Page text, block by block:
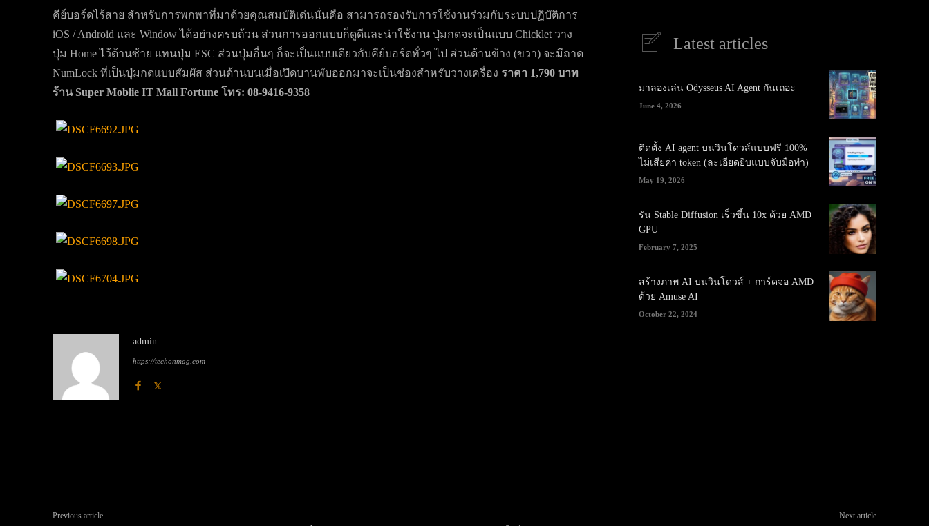
คีย์บอร์ดไร้สาย สำหรับการพกพาที่มาด้วยคุณสมบัติเด่นนั่นคือ สามารถรองรับการใช้งานร่วมกับระบบปฏิบัติการ
iOS / Android และ Window ได้อย่างครบถ้วน ส่วนการออกแบบก็ดูดีและน่าใช้งาน ปุ่มกดจะเป็นแบบ Chicklet วาง
ปุ่ม Home ไว้ด้านซ้าย แทนปุ่ม ESC ส่วนปุ่มอื่นๆ ก็จะเป็นแบบเดียวกับคีย์บอร์ดทั่วๆ ไป ส่วนด้านข้าง (ขวา) จะมีถาด
NumLock ที่เป็นปุ่มกดแบบสัมผัส ส่วนด้านบนเมื่อเปิดบานพับออกมาจะเป็นช่องสำหรับวางเครื่อง ราคา 1,790 บาท
ร้าน Super Moblie IT Mall Fortune โทร: 08-9416-9358
admin
https://techonmag.com
Latest articles
มาลองเล่น Odysseus AI Agent กันเถอะ
June 4, 2026
ติดตั้ง AI agent บนวินโดวส์แบบฟรี 100%
ไม่เสียค่า token (ละเอียดยิบแบบจับมือทำ)
May 19, 2026
รัน Stable Diffusion เร็วขึ้น 10x ด้วย AMD
GPU
February 7, 2025
สร้างภาพ AI บนวินโดวส์ + การ์ดจอ AMD
ด้วย Amuse AI
October 22, 2024
Previous article Next article